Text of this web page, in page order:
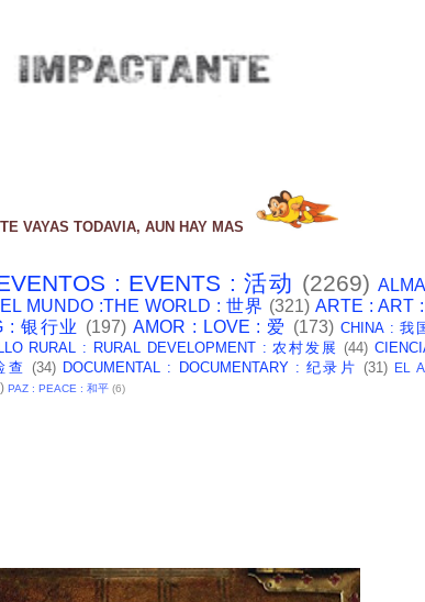
VAYAS TODAVIA, AUN HAY MAS
: EVENTS : 活动 (2269)
EL MUNDO :THE WORLD : 世界 (321) ARTE : ART
: 银行业 (197) AMOR : LOVE : 爱 (173) CHINA : 我
RURAL : RURAL DEVELOPMENT : 农村发展 (44)
查 (34) DOCUMENTAL : DOCUMENTARY : 纪录片 (31) EL
PAZ : PEACE : 和平 (6)